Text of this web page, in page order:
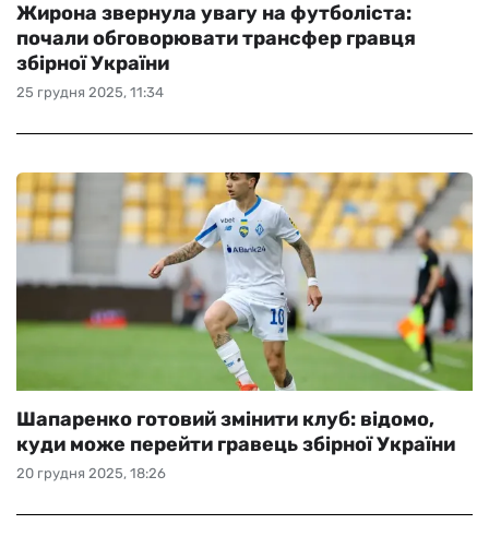
25 грудня 2025, 11:34
Жирона звернула увагу на футболіста:
почали обговорювати трансфер гравця
збірної України
20 грудня 2025, 18:26
Шапаренко готовий змінити клуб: відомо,
куди може перейти гравець збірної України